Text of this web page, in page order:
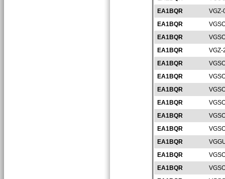
EA1BQR
VGZ-
EA1BQR
EA1BQR
EA1BQR
VGZ-
EA1BQR
EA1BQR
EA1BQR
EA1BQR
EA1BQR
EA1BQR
EA1BQR
EA1BQR
EA1BQR